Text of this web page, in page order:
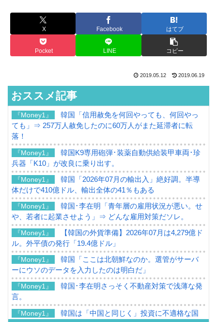
X Facebook はてブ
Pocket LINE コピー
2019.05.12 2019.06.19
おススメ記事
『Money1』
韓国「信用赦免を何回やっても、何回やっ
ても」⇒ 257万人赦免したのに60万人がまた延滞者に転
落！
『Money1』
韓国K9専用砲弾･装薬自動供給装甲車両･珍
兵器「K10」が改良に乗り出す。
『Money1』
韓国「2026年07月の輸出入」絶好調。半導
体だけで410億ドル、輸出全体の41％もある
『Money1』
韓国･李在明「青年層の雇用状況が悪い。せ
や、若者に起業させよう」⇒ どんな雇用対策だソレ。
『Money1』
【韓国の外貨準備】2026年07月は4,279億ド
ル。外平債の発行「19.4億ドル」
『Money1』
韓国「ここは北朝鮮なのか。選管がサーバ
ーにウソのデータを入力したのは明白だ」
『Money1』
韓国･李在明さっそく不動産対策で浅薄な発
言。
『Money1』
韓国は「中国と同じく」投資に不適格な国